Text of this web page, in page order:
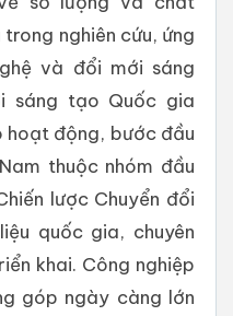
nghiên cứu, ứng
và đổi mới sáng
sáng tạo Quốc gia
hoạt động, bước đầu
thuộc nhóm đầu
lược Chuyển đổi
quốc gia, chuyên
khai. Công nghiệp
góp ngày càng lớn